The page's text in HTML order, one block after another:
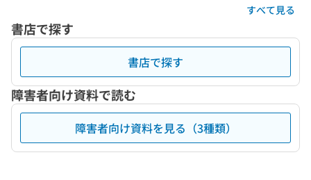
すべて見る
書店で探す
書店で探す
障害者向け資料で読む
障害者向け資料を見る（3種類）